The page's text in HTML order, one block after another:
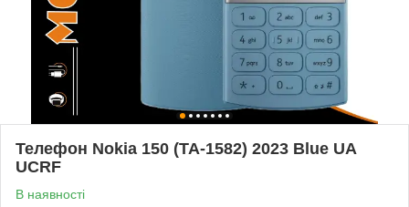
Телефон Nokia 150 (TA-1582) 2023 Blue UA
UCRF
В наявності